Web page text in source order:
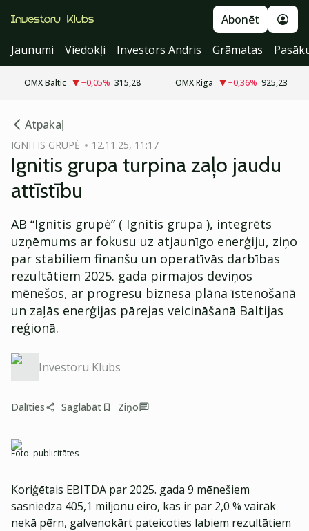
Abonēt
Jaunumi
Viedokļi Investors Andris Grāmatas
OMX Baltic −0,05% 315,28 OMX Riga −0,36% 925,23
Atpakaļ
IGNITIS GRUPĖ 12.11.25, 11:17
Ignitis grupa turpina zaļo jaudu
attīstību
AB “Ignitis grupė” ( Ignitis grupa ), integrēts
uzņēmums ar fokusu uz atjaunīgo enerģiju, ziņo
par stabiliem finanšu un operatīvās darbības
rezultātiem 2025. gada pirmajos deviņos
mēnešos, ar progresu biznesa plāna īstenošanā
un zaļās enerģijas pārejas veicināšanā Baltijas
reģionā.
Investoru Klubs
Dalīties Saglabāt Ziņo
Foto: publicitātes
Koriģētais EBITDA par 2025. gada 9 mēnešiem
sasniedza 405,1 miljonu eiro, kas ir par 2,0 % vairāk
nekā pērn, galvenokārt pateicoties labiem rezultātiem